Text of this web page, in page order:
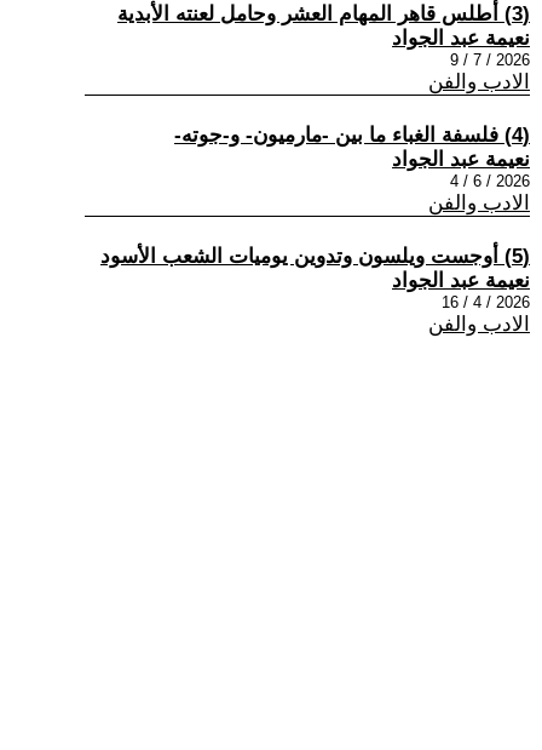
(3) أطلس قاهر المهام العشر وحامل لعنته الأبدية
نعيمة عبد الجواد
2026 / 7 / 9
الادب والفن
(4) فلسفة الغباء ما بين -مارميون- و-جوته-
نعيمة عبد الجواد
2026 / 6 / 4
الادب والفن
(5) أوجست ويلسون وتدوين يوميات الشعب الأسود
نعيمة عبد الجواد
2026 / 4 / 16
الادب والفن